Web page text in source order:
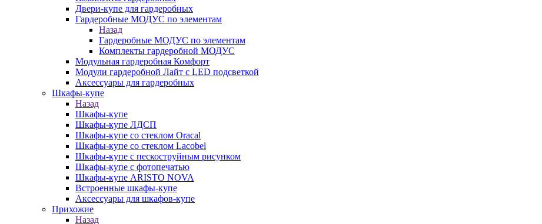
Двери-купе для гардеробных
Гардеробные МОДУС по элементам
Назад
Гардеробные МОДУС по элементам
Комплекты гардеробной МОДУС
Модульная гардеробная Комфорт
Модули гардеробной Лайт с LED подсветкой
Аксессуары для гардеробных
Шкафы-купе
Назад
Шкафы-купе
Шкафы-купе ЛДСП
Шкафы-купе со стеклом Oracal
Шкафы-купе со стеклом Lacobel
Шкафы-купе с пескоструйным рисунком
Шкафы-купе с фотопечатью
Шкафы-купе ARISTO NOVA
Встроенные шкафы-купе
Аксессуары для шкафов-купе
Прихожие
Назад